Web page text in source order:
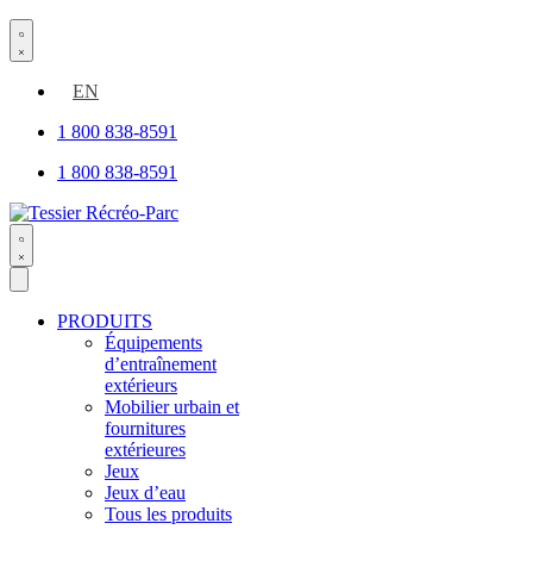
Search
EN
1 800 838-8591
1 800 838-8591
Search
open
PRODUITS
Équipements
d’entraînement
extérieurs
Mobilier urbain et
fournitures
extérieures
Jeux
Jeux d’eau
Tous les produits